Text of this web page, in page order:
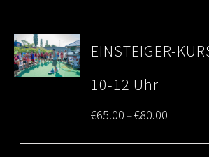
EINSTEIGER-
10-12 Uhr
€65.00–€80.00
range: